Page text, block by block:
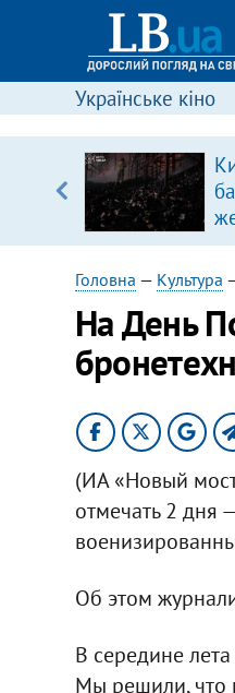
Українське кіно
Головна — Культура
На День
(ИА «Новый
отмечать 2 дня
Об этом
В середине
Мы решили, что